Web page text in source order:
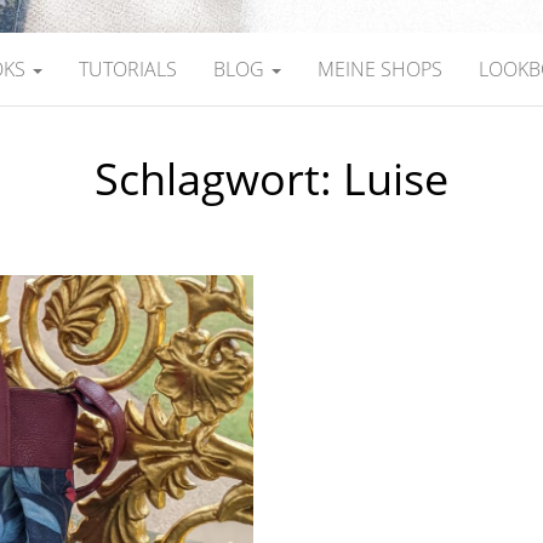
TUTORIALS BLOG MEINE SHOPS
Schlagwort: Luise